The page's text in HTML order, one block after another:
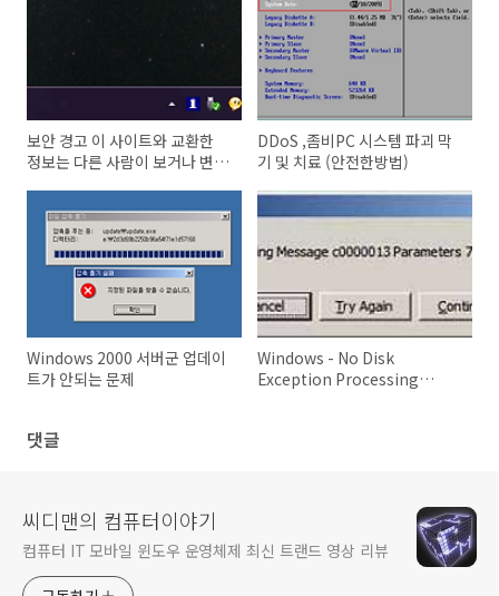
보안 경고 이 사이트와 교환한
정보는 다른 사람이 보거나 변경
DDoS ,좀비PC 시스템 파괴 막
기 및 치료 (안전한방법)
Windows 2000 서버군 업데이
트가 안되는 문제
Windows - No Disk
Exception Processing
댓글
씨디맨의 컴퓨터이야기
컴퓨터 IT 모바일 윈도우 운영체제 최신 트랜드 영상 리뷰